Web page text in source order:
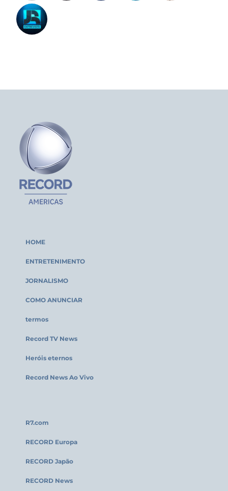
HOME
ENTRETENIMENTO
JORNALISMO
COMO ANUNCIAR
termos
Record TV News
Heróis eternos
Record News Ao Vivo
R7.com
RECORD Europa
RECORD Japão
RECORD News